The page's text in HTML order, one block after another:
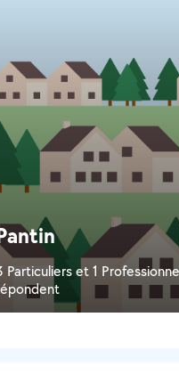
Particuliers et 1